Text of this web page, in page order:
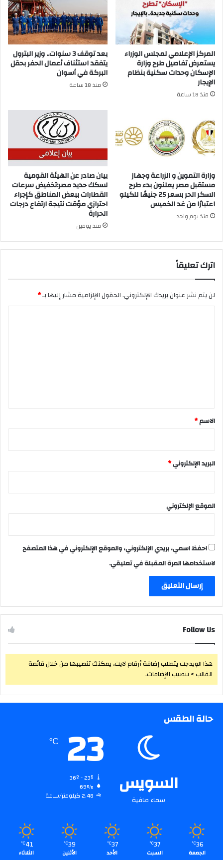
المركز الإعلامي لمجلس الوزراء
يستعرض تفاصيل طرح وزارة
الإسكان وحدات سكنية بنظام
الإيجار
منذ 18 ساعة
بعد توقف 3 سنوات.. وزير البترول
يتفقد استئناف أعمال الحفر بحقل
البركة في أسوان
منذ 18 ساعة
وزارة التموين و الزراعة وجهاز
مستقبل مصر يعلنون بدء طرح
السكر الحر بسعر 25 جنيهًا للكيلو
اعتبارًا من غد الخميس
منذ يوم واحد
بيان صادر عن الهيئة القومية
لسكك حديد مصر:تخفيض سرعات
القطارات ببعض المناطق كإجراء
احترازي مؤقت نتيجة ارتفاع درجات
الحرارة
منذ يومين
اترك تعليقاً
لن يتم نشر عنوان بريدك الإلكتروني.الحقول الإلزامية مشار إليها بـ*
*
الاسم*
البريد الإلكتروني*
الموقع الإلكتروني
احفظ اسمي، بريدي الإلكتروني، والموقع الإلكتروني في هذا المتصفح
لاستخدامها المرة المقبلة في تعليقي.
Follow Us
هذا الويدجت يتطلب إضافة أرقام لايت، يمكنك تنصيبها من خلال قائمة
القالب > تنصيب الإضافات.
حالة الطقس
السويس
سماء صافية
23
℃
69%
2.48 كيلومتر/ساعة
36
℃
الجمعة
37
℃
السبت
37
℃
الأحد
39
℃
الأثنين
41
℃
الثلاثاء